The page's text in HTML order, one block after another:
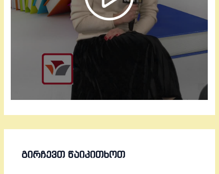
ᲒᲘᲠᲩᲔᲕᲗ ᲬᲐᲘᲙᲘᲗᲮᲝᲗ